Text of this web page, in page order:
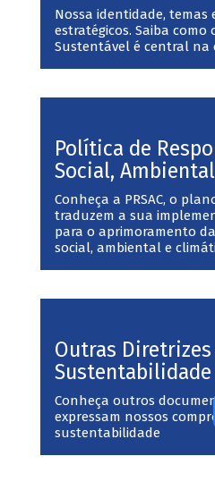
Nossa identidade, temas
estratégicos. Saiba como
Sustentável é central na
Política de
Social,
Conheça a PRSAC, o
traduzem a sua
para o aprimoramento
social, ambiental e
Outras Diretrizes
Sustentabilidade
Conheça outros
expressam nossos
sustentabilidade